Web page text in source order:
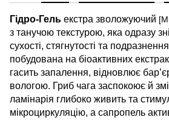
Гідро-Гель екстра зволожуючий
з танучою текстурою, яка одразу
сухості, стягнутості та
побудована на біоактивних
гасить запалення, відновлює
вологою. Гриб чага заспокоює й
ламінарія глибоко живить та
мікроциркуляцію, а сапропель